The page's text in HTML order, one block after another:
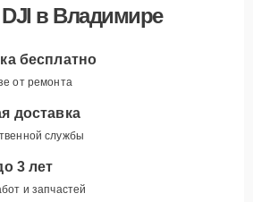
в Владимире
бесплатно
от ремонта
доставка
службы
3 лет
и запчастей